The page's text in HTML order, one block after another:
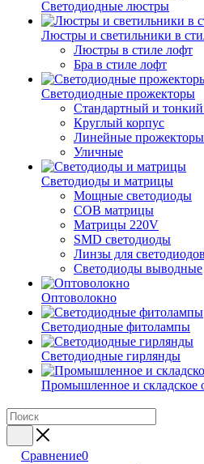
Светодиодные люстры
Люстры и светильники в
Люстры в стиле лофт
Бра в стиле лофт
Светодиодные прожекторы
Стандартный и тонкий
Круглый корпус
Линейные прожекторы
Уличные
Светодиоды и матрицы
Мощные светодиоды
COB матрицы
Матрицы 220V
SMD светодиоды
Линзы для светодиодов
Светодиоды выводные
Оптоволокно
Светодиодные фитолампы
Светодиодные гирлянды
Промышленное и складское
Сравнение0